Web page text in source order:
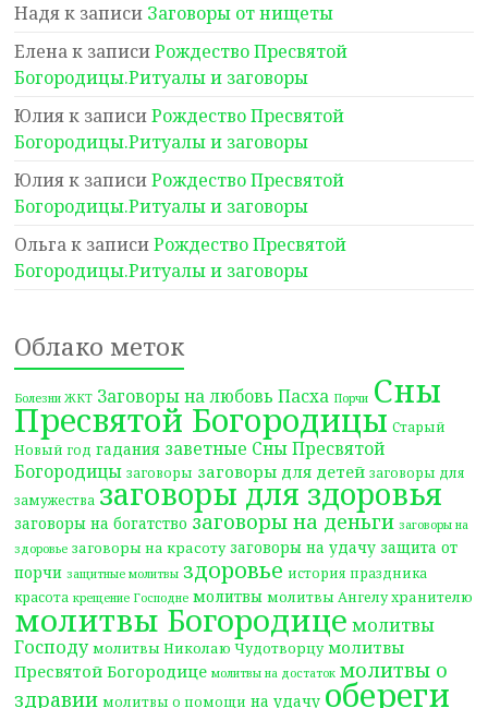
Надяк записи Заговоры от нищеты
Еленак записиРождество Пресвятой
Богородицы.Ритуалы и заговоры
Юлияк записиРождество Пресвятой
Богородицы.Ритуалы и заговоры
Юлияк записиРождество Пресвятой
Богородицы.Ритуалы и заговоры
Ольгак записиРождество Пресвятой
Богородицы.Ритуалы и заговоры
Облако меток
Болезни ЖКТ Заговоры на любовь Пасха Порчи Сны
Пресвятой Богородицы Старый
Новый год гадания заветные Сны Пресвятой
Богородицы заговоры заговоры для детей заговоры для
замужества заговоры для здоровья
заговоры на богатство заговоры на деньги заговоры на
здоровье заговоры на красоту заговоры на удачу защита от
порчи защитные молитвы здоровье история праздника
красота крещение Господне молитвы молитвы Ангелу хранителю
молитвы Богородице молитвы
Господу молитвы Николаю Чудотворцу молитвы
Пресвятой Богородице молитвы на достаток молитвы о
здравии молитвы о помощи на удачу обереги